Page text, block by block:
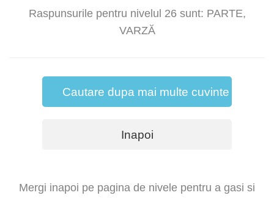
Raspunsurile pentru nivelul 26 sunt: PARTE,
VARZĂ
Cautare dupa mai multe cuvinte
Inapoi
Mergi inapoi pe pagina de nivele pentru a gasi si